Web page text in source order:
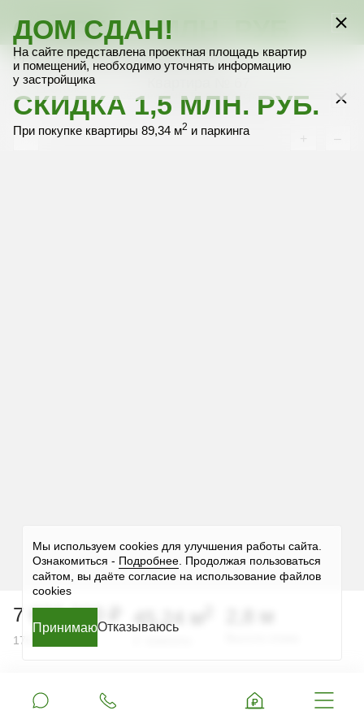
Мы используем cookies для улучшения работы сайта.
Ознакомиться - Подробнее . Продолжая пользоваться
сайтом, вы даёте согласие на использование файлов
cookies
Принимаю
Принимаю
Принимаю
Принимаю
ПринимаюОтказываюсь
11 этаж
без межкомнатных перегородок
+ –
7 690 800 ₽
170 000 ₽ за м 2
Выбрать квартиру
Выбрать квартиру
Выбрать квартиру
Выбрать квартиру
Выбрать квартиру
СКИДКА 1 МЛН. РУБ.
При покупке только квартиры 89,34 м2
СКИДКА 1,5 МЛН. РУБ.
При покупке квартиры 89,34 м2 и паркинга
ДОМ СДАН!
На сайте представлена проектная площадь квартир
и помещений, необходимо уточнять информацию
у застройщика